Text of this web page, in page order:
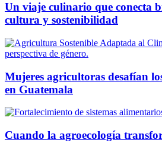
Un viaje culinario que conecta
cultura y sostenibilidad
Mujeres agricultoras desafían
en Guatemala
Cuando la agroecología